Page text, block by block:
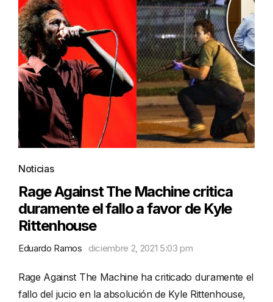
Noticias
Rage Against The Machine critica
duramente el fallo a favor de Kyle
Rittenhouse
Eduardo Ramos diciembre 2, 2021 5:03 pm
Rage Against The Machine ha criticado duramente el
fallo del jucio en la absolución de Kyle Rittenhouse,